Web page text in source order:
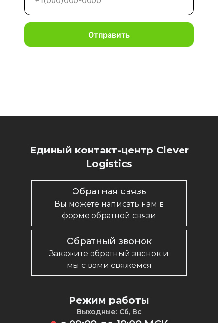
Отправить
Единый контакт-центр Clever
Logistics
Обратная связь
Вы можете написать нам в
форме обратной связи
Обратный звонок
Закажите обратный звонок и
мы с вами свяжемся
Режим работы
Выходные: Сб, Вс